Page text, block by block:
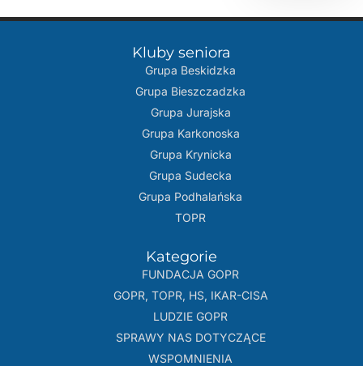
Kluby seniora
Grupa Beskidzka​
Grupa Bieszczadzka
Grupa Jurajska
Grupa Karkonoska
Grupa Krynicka
Grupa Sudecka
Grupa Podhalańska
TOPR
Kategorie
FUNDACJA GOPR
GOPR, TOPR, HS, IKAR-CISA
LUDZIE GOPR
SPRAWY NAS DOTYCZĄCE
WSPOMNIENIA